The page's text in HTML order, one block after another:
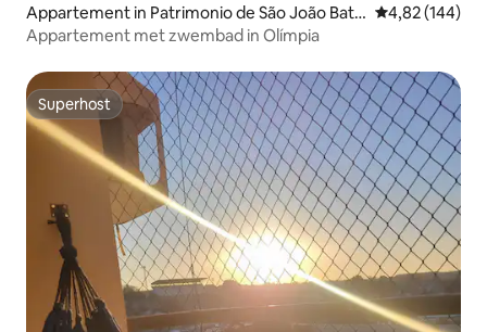
Appartement in Patrimonio de São João Batis
ta
Gemiddelde
4,82 (144)
Appartement met zwembad in Olímpia
Superhost
Superhost